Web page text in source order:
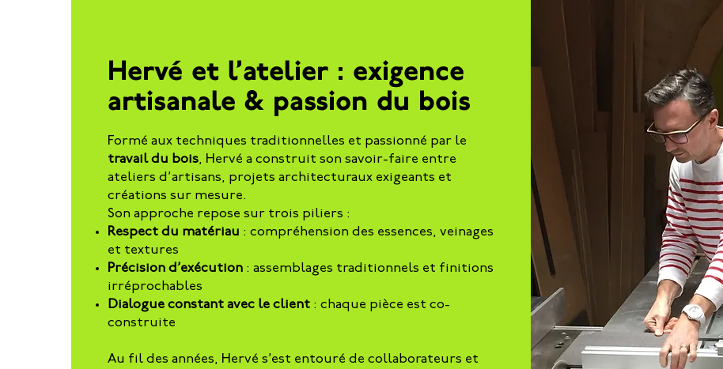
Hervé et l’atelier : exigence
artisanale & passion du bois
Formé aux techniques traditionnelles et passionné par le
travail du bois, Hervé a construit son savoir-faire entre
ateliers d’artisans, projets architecturaux exigeants et
créations sur mesure.
Son approche repose sur trois piliers :
Respect du matériau : compréhension des essences, veinages
et textures
Précision d’exécution: assemblages traditionnels et finitions
irréprochables
Dialogue constant avec le client: chaque pièce est co-
construite
Au fil des années, Hervé s’est entouré de collaborateurs et